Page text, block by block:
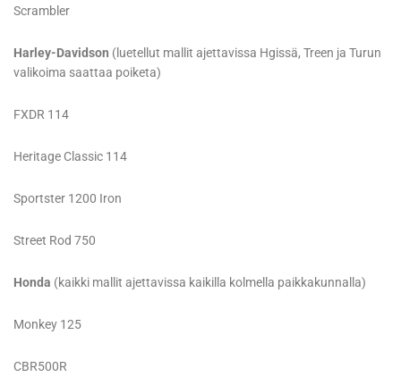
Scrambler
Harley-Davidson (luetellut mallit ajettavissa Hgissä, Treen ja Turun
valikoima saattaa poiketa)
FXDR 114
Heritage Classic 114
Sportster 1200 Iron
Street Rod 750
Honda (kaikki mallit ajettavissa kaikilla kolmella paikkakunnalla)
Monkey 125
CBR500R